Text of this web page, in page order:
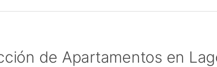
de Apartamentos en